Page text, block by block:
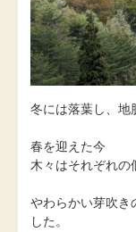
冬には落葉し、地
春を迎えた今
木々はそれぞれの
やわらかい芽吹き
した。